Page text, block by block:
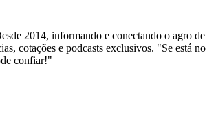
2014, informando e conectando o agro de
cotações e podcasts exclusivos. "Se está no
confiar!"